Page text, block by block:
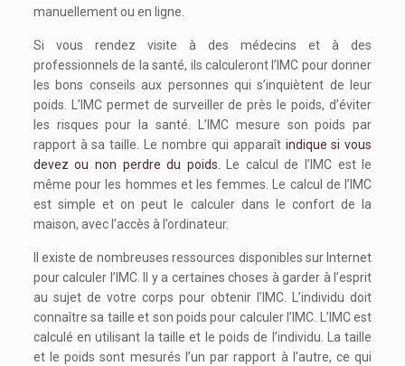
manuellement ou en ligne.
Si vous rendez visite à des médecins et à des
professionnels de la santé, ils calculeront l’IMC pour donner
les bons conseils aux personnes qui s’inquiètent de leur
poids. L’IMC permet de surveiller de près le poids, d’éviter
les risques pour la santé. L’IMC mesure son poids par
rapport à sa taille. Le nombre qui apparaît indique si vous
devez ou non perdre du poids . Le calcul de l’IMC est le
même pour les hommes et les femmes. Le calcul de l’IMC
est simple et on peut le calculer dans le confort de la
maison, avec l’accès à l’ordinateur.
Il existe de nombreuses ressources disponibles sur Internet
pour calculer l’IMC. Il y a certaines choses à garder à l’esprit
au sujet de votre corps pour obtenir l’IMC. L’individu doit
connaître sa taille et son poids pour calculer l’IMC. L’IMC est
calculé en utilisant la taille et le poids de l’individu. La taille
et le poids sont mesurés l’un par rapport à l’autre, ce qui